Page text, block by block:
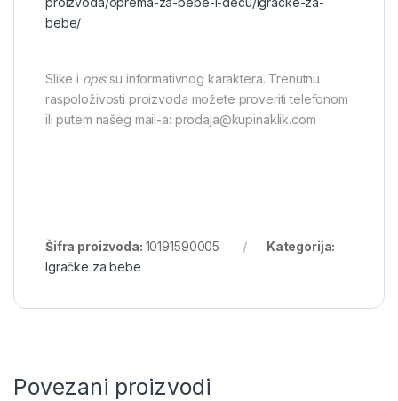
bebe/
Slike i opissu informativnog karaktera. Trenutnu
raspoloživosti proizvoda možete proveriti telefonom
ili putem našeg mail-a: prodaja@kupinaklik.com
Šifra proizvoda: 10191590005
Kategorija:
Igračke za bebe
Povezani proizvodi